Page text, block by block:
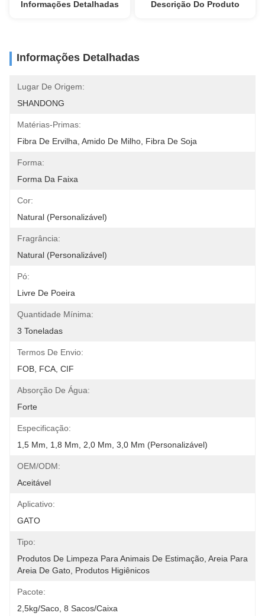
Informações Detalhadas Descrição Do Produto
Informações Detalhadas
Lugar De Origem:
SHANDONG
Matérias-Primas:
Fibra De Ervilha, Amido De Milho, Fibra De Soja
Forma:
Forma Da Faixa
Cor:
Natural (personalizável)
Fragrância:
Natural (personalizável)
Pó:
Livre De Poeira
Quantidade Mínima:
3 Toneladas
Termos De Envio:
FOB, FCA, CIF
Absorção De Água:
Forte
Especificação:
1,5 Mm, 1,8 Mm, 2,0 Mm, 3,0 Mm (personalizável)
OEM/ODM:
Aceitável
Aplicativo:
GATO
Tipo:
Produtos De Limpeza Para Animais De Estimação, Areia Para
Areia De Gato, Produtos Higiênicos
Pacote:
2,5kg/saco, 8 Sacos/caixa